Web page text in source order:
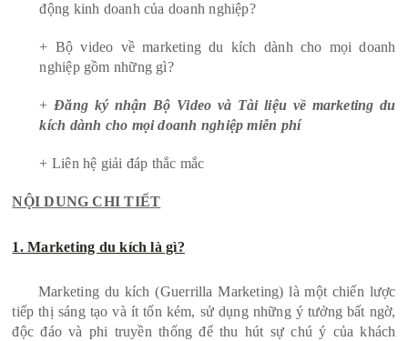
động kinh doanh của doanh nghiệp?
+ Bộ video về marketing du kích dành cho mọi doanh
nghiệp gồm những gì?
+Đăng ký nhận Bộ Video và Tài liệu về marketing du
kích dành cho mọi doanh nghiệp miễn phí
+ Liên hệ giải đáp thắc mắc
NỘI DUNG CHI TIẾT
1. Marketing du kích là gì?
Marketing du kích (Guerrilla Marketing) là một chiến lược
tiếp thị sáng tạo và ít tốn kém, sử dụng những ý tưởng bất ngờ,
độc đáo và phi truyền thống để thu hút sự chú ý của khách